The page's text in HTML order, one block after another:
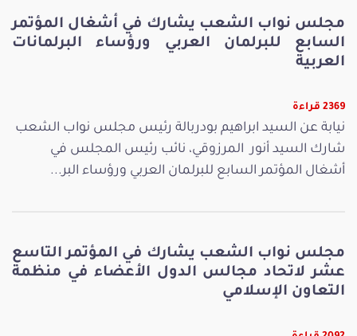
مجلس نواب الشعب يشارك في أشغال المؤتمر
السابع للبرلمان العربي ورؤساء البرلمانات
العربية
2369 قراءة
نيابة عن السيد ابراهيم بودربالة رئيس مجلس نواب الشعب
شارك السيد أنور المرزوقي، نائب رئيس المجلس في
أشغال المؤتمر السابع للبرلمان العربي ورؤساء البر...
مجلس نواب الشعب يشارك في المؤتمر التاسع
عشر لاتحاد مجالس الدول الأعضاء في منظمة
التعاون الإسلامي